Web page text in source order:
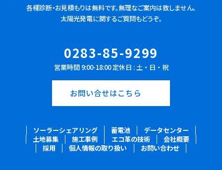
各種診断・お見積もりは無料です。無理なご案内は致しません。
太陽光発電に関するご質問もどうぞ。
0283-85-9299
営業時間 9:00-18:00 定休日 : 土・日・祝
お問い合せはこちら
ソーラーシェアリング 蓄電池
データセンター
土地募集
施工事例 エコ革の技術
会社概要
採用
個人情報の取り扱い お問い合わせ